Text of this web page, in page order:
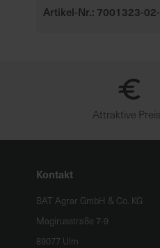
Artikel-Nr.: 7001323-
Attraktive
Kontakt
BAT Agrar GmbH & Co. KG
Magirusstraße 7-9
89077 Ulm